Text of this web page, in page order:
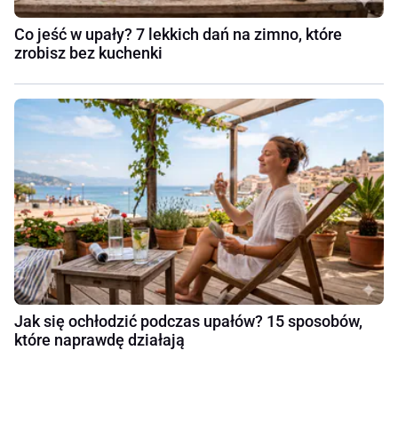
Co jeść w upały? 7 lekkich dań na zimno, które
zrobisz bez kuchenki
Jak się ochłodzić podczas upałów? 15 sposobów,
które naprawdę działają